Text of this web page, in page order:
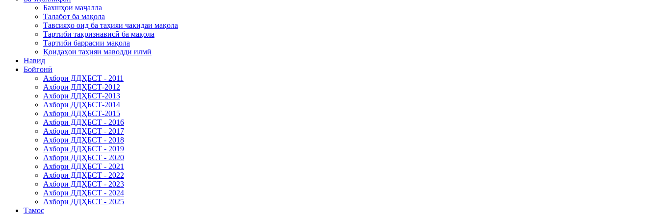
Бахшҳои маҷалла
Талабот ба мақола
Тавсияҳо оид ба таҳияи чакидаи мақола
Тартиби тақризнависӣ ба мақола
Тартиби баррасии мақола
Қоидаҳои таҳияи маводди илмӣ
Навид
Бойгонӣ
Ахбори ДДҲБСТ - 2011
Ахбори ДДҲБСТ-2012
Ахбори ДДҲБСТ-2013
Ахбори ДДҲБСТ-2014
Ахбори ДДҲБСТ-2015
Ахбори ДДҲБСТ - 2016
Ахбори ДДҲБСТ - 2017
Ахбори ДДҲБСТ - 2018
Ахбори ДДҲБСТ - 2019
Ахбори ДДҲБСТ - 2020
Ахбори ДДҲБСТ - 2021
Ахбори ДДҲБСТ - 2022
Ахбори ДДҲБСТ - 2023
Ахбори ДДҲБСТ - 2024
Ахбори ДДҲБСТ - 2025
Тамос